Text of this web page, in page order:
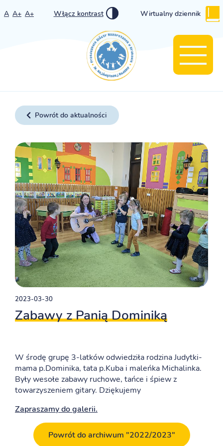
A A+ A+ Włącz kontrast Wirtualny dziennik
Powrót do aktualności
2023-03-30
Zabawy z Panią Dominiką
W środę grupę 3-latków odwiedziła rodzina Judytki-
mama p.Dominika, tata p.Kuba i maleńka Michalinka.
Były wesołe zabawy ruchowe, tańce i śpiew z
towarzyszeniem gitary. Dziękujemy
Zapraszamy do galerii.
Powrót do archiwum "2022/2023"